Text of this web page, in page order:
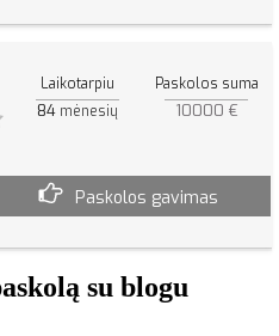
Laikotarpiu
84 mėnesių
Paskolos suma
10000 €
Paskolos gavimas
su blogu